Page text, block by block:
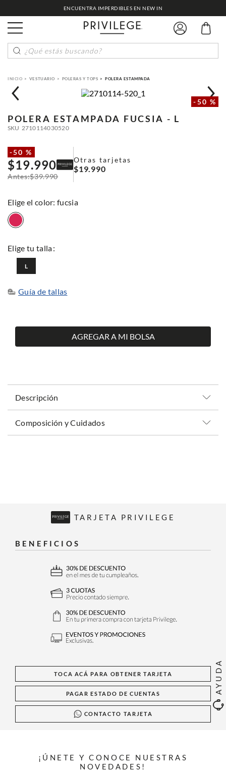
AYUDA
ENCUENTRA IMPERDIBLES EN NEW IN
¿Qué estás buscando?
VESTUARIO POLERAS Y TOPS POLERA ESTAMPADA
-50 %
POLERA ESTAMPADA FUCSIA - L
SKU 2710114030520
-50 %
$19.990
$39.990
Otras tarjetas
$19.990
: fucsia
L
Guía de tallas
AGREGAR A MI BOLSA
Descripción
Composición y Cuidados
TARJETA PRIVILEGE
BENEFICIOS
TOCA ACÁ PARA OBTENER TARJETA
PAGAR ESTADO DE CUENTAS
CONTACTO TARJETA
¡ÚNETE Y CONOCE NUESTRAS
NOVEDADES!